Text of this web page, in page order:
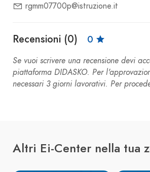
rgmm07700p@istruzione.it
Recensioni (0) 0
Se vuoi scrivere una recensione devi
piattaforma DIDASKO. Per
necessari 3 giorni lavorativi. Per
Altri Ei-Center nella tua